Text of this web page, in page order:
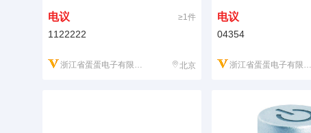
电议 ≥1件
1122222
浙江省蛋蛋电子有限公司 北京
电议
04354
浙江省蛋蛋电子有限公司